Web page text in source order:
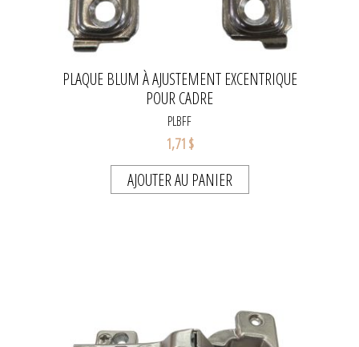
PLAQUE BLUM À AJUSTEMENT EXCENTRIQUE
POUR CADRE
PLBFF
1,71 $
AJOUTER AU PANIER